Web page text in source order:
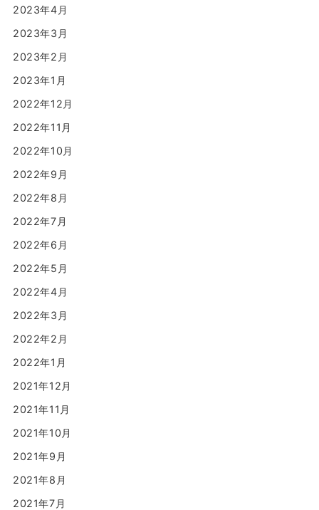
2023年4月
2023年3月
2023年2月
2023年1月
2022年12月
2022年11月
2022年10月
2022年9月
2022年8月
2022年7月
2022年6月
2022年5月
2022年4月
2022年3月
2022年2月
2022年1月
2021年12月
2021年11月
2021年10月
2021年9月
2021年8月
2021年7月